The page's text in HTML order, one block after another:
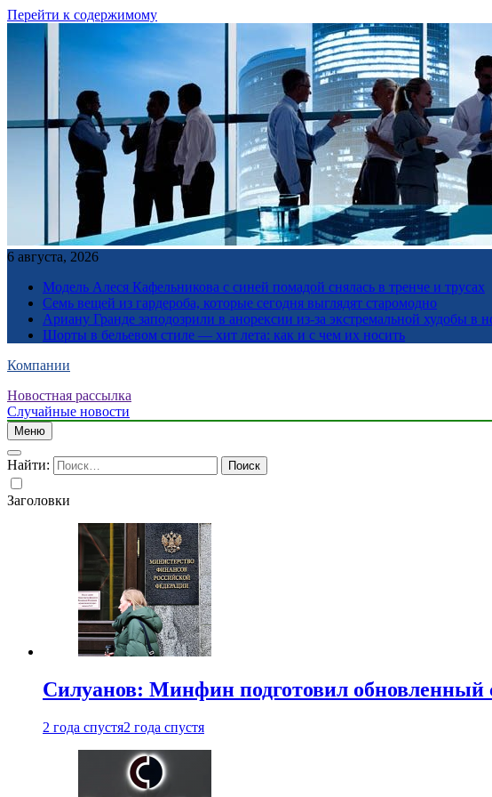
Перейти к содержимому
6 августа, 2026
Модель Алеся Кафельникова с синей помадой снялась в тренче и трусах
Семь вещей из гардероба, которые сегодня выглядят старомодно
Ариану Гранде заподозрили в анорексии из-за экстремальной худобы в
Шорты в бельевом стиле — хит лета: как и с чем их носить
Компании
Новостная рассылка
Случайные новости
Меню
Найти:
Заголовки
Силуанов: Минфин подготовил
2 года спустя2 года спустя